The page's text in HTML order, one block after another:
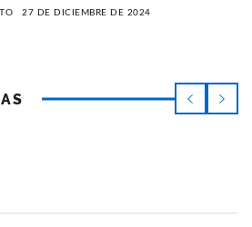
27 DE DICIEMBRE DE 2024